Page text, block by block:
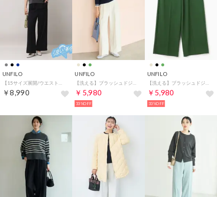
UNFILO
￥8,990
UNFILO
￥5,980
33%OFF
UNFILO
￥5,980
33%OFF